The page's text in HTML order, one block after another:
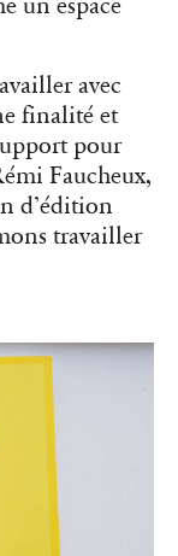
un espace
avec
finalité et
pour
Faucheux,
d’édition
travailler